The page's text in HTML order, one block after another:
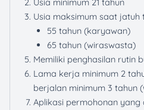
Usia maksimum saat jatuh
55 tahun (karyawan)
65 tahun (wiraswasta)
Memiliki penghasilan rutin
Lama kerja minimum 2
berjalan minimum 3 tahun
Aplikasi permohonan yang